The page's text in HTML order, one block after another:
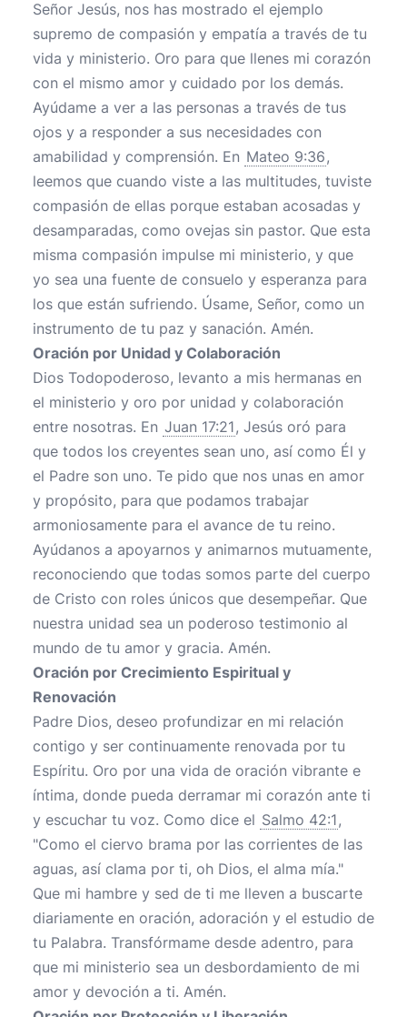
Señor Jesús, nos has mostrado el ejemplo
supremo de compasión y empatía a través de tu
vida y ministerio. Oro para que llenes mi corazón
con el mismo amor y cuidado por los demás.
Ayúdame a ver a las personas a través de tus
ojos y a responder a sus necesidades con
amabilidad y comprensión. En Mateo 9:36,
leemos que cuando viste a las multitudes, tuviste
compasión de ellas porque estaban acosadas y
desamparadas, como ovejas sin pastor. Que esta
misma compasión impulse mi ministerio, y que
yo sea una fuente de consuelo y esperanza para
los que están sufriendo. Úsame, Señor, como un
instrumento de tu paz y sanación. Amén.
Oración por Unidad y Colaboración
Dios Todopoderoso, levanto a mis hermanas en
el ministerio y oro por unidad y colaboración
entre nosotras. En Juan 17:21, Jesús oró para
que todos los creyentes sean uno, así como Él y
el Padre son uno. Te pido que nos unas en amor
y propósito, para que podamos trabajar
armoniosamente para el avance de tu reino.
Ayúdanos a apoyarnos y animarnos mutuamente,
reconociendo que todas somos parte del cuerpo
de Cristo con roles únicos que desempeñar. Que
nuestra unidad sea un poderoso testimonio al
mundo de tu amor y gracia. Amén.
Oración por Crecimiento Espiritual y
Renovación
Padre Dios, deseo profundizar en mi relación
contigo y ser continuamente renovada por tu
Espíritu. Oro por una vida de oración vibrante e
íntima, donde pueda derramar mi corazón ante ti
y escuchar tu voz. Como dice el Salmo 42:1,
"Como el ciervo brama por las corrientes de las
aguas, así clama por ti, oh Dios, el alma mía."
Que mi hambre y sed de ti me lleven a buscarte
diariamente en oración, adoración y el estudio de
tu Palabra. Transfórmame desde adentro, para
que mi ministerio sea un desbordamiento de mi
amor y devoción a ti. Amén.